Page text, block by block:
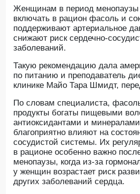
Женщинам в период менопаузы
включать в рацион фасоль и
поддерживают артериальное
снижают риск сердечно-
заболеваний.
Такую рекомендацию дала
по питанию и преподаватель
клинике Майо Тара Шмидт,
По словам специалиста,
продукты богаты пищевыми
антиоксидантами и
благоприятно влияют на
сосудистой системы. Их
в рационе особенно важно
менопаузы, когда из-за
у женщин возрастает риск
других заболеваний сердца.